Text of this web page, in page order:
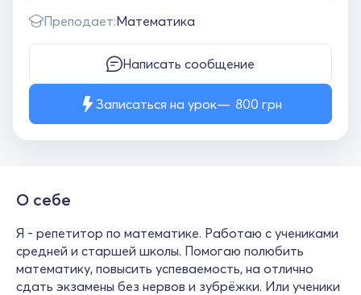
Преподает:Математика
Написать сообщение
Записаться на урок 800 грн
О себе
Я - репетитор по математике. Работаю с учениками
средней и старшей школы. Помогаю полюбить
математику, повысить успеваемость, на отлично
сдать экзамены без нервов и зубрёжки. Или ученики